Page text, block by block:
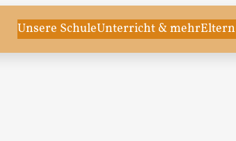
Unsere SchuleUnterricht & mehr